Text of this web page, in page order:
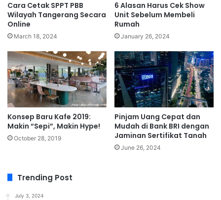
Cara Cetak SPPT PBB
Wilayah Tangerang Secara
Online
March 18, 2024
6 Alasan Harus Cek Show
Unit Sebelum Membeli
Rumah
January 26, 2024
Konsep Baru Kafe 2019:
Makin “Sepi”, Makin Hype!
October 28, 2019
Pinjam Uang Cepat dan
Mudah di Bank BRI dengan
Jaminan Sertifikat Tanah
June 26, 2024
Trending Post
July 3, 2024